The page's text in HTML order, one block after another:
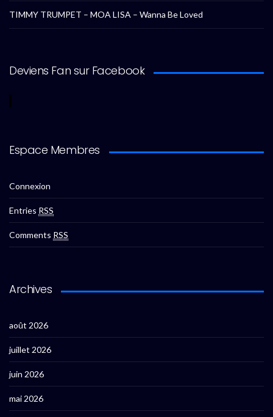
TIMMY TRUMPET – MOA LISA – Wanna Be Loved
Deviens Fan sur Facebook
Espace Membres
Connexion
Entries RSS
Comments RSS
Archives
août 2026
juillet 2026
juin 2026
mai 2026